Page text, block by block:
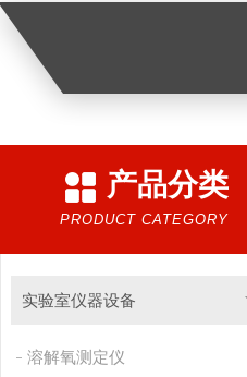
产品分类
PRODUCT CATEGORY
实验室仪器设备
溶解氧测定仪